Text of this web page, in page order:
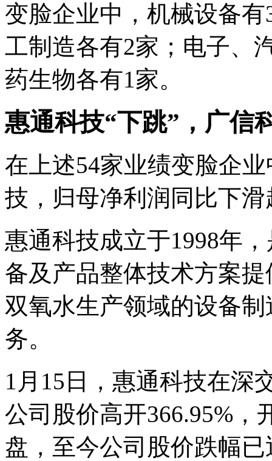
变脸企业中，机械设备
工制造各有2家；电子、
药生物各有1家。
惠通科技“下跳”，广信
在上述54家业绩变脸企
技，归母净利润同比下滑
惠通科技成立于1998年
备及产品整体技术方案
双氧水生产领域的设备
务。
1月15日，惠通科技在深
公司股价高开366.95%，
盘，至今公司股价跌幅已